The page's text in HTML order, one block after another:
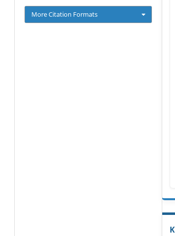
More Citation Formats